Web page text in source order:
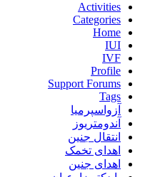
Activities
Categories
Home
IUI
IVF
Profile
Support Forums
Tags
آزواسپرمیا
آندومتریوز
انتقال جنین
اهدای تخمک
اهدای جنین